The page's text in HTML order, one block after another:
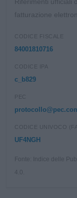
Riferimenti ufficiali
fatturazione
CODICE FISCALE
84001810716
CODICE IPA
c_b829
PEC
CODICE UNIVOCO
UF4NGH
Fonte: Indice delle